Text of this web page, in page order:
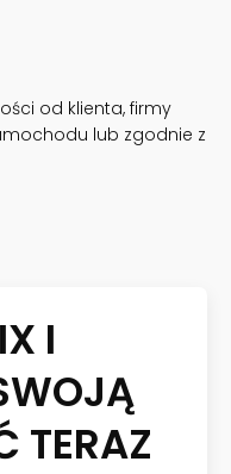
od klienta, firmy
lub zgodnie z
I
TERAZ